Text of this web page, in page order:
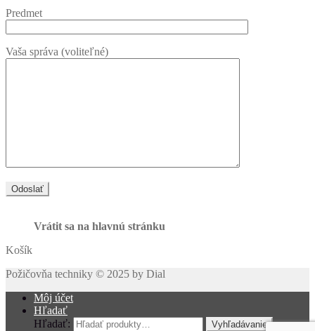
Predmet
Vaša správa (voliteľné)
Vrátit sa na hlavnú stránku
Košík
Požičovňa techniky © 2025 by Dial
Môj účet
Hľadať
Hľadať:
Vyhľadávanie